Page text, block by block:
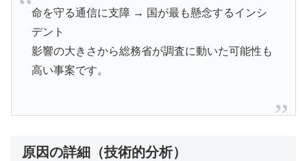
命を守る通信に支障 → 国が最も懸念するインシ
デント
影響の大きさから総務省が調査に動いた可能性も
高い事案です。
原因の詳細（技術的分析）